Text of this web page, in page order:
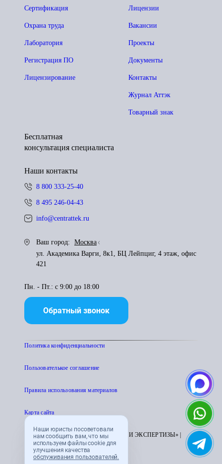
Наши юристы посоветовали
нам сообщить вам, что мы
используем файлы cookie для
улучшения качества
обслуживания пользователей.
Лицензии
Вакансии
Проекты
Документы
Контакты
Журнал Аттэк
Товарный знак
Сертификация
Охрана труда
Лаборатория
Регистрация ПО
Лицензирование
Бесплатная
консультация специалиста
Наши контакты
8 800 333-25-40
8 495 246-04-43
info@centrattek.ru
Ваш город:
Москва
ул. Академика Варги, 8к1, БЦ Лейпциг, 4 этаж, офис
421
Пн. - Пт.: с 9:00 до 18:00
Обратный звонок
Политика конфиденциальности
Пользователькое соглашение
Правила использования материалов
Карта сайта
© 1995 - 2026 «ЦЕНТР АТТЕСТАЦИИ И ЭКСПЕРТИЗЫ» |
CENTRATTEK.RU